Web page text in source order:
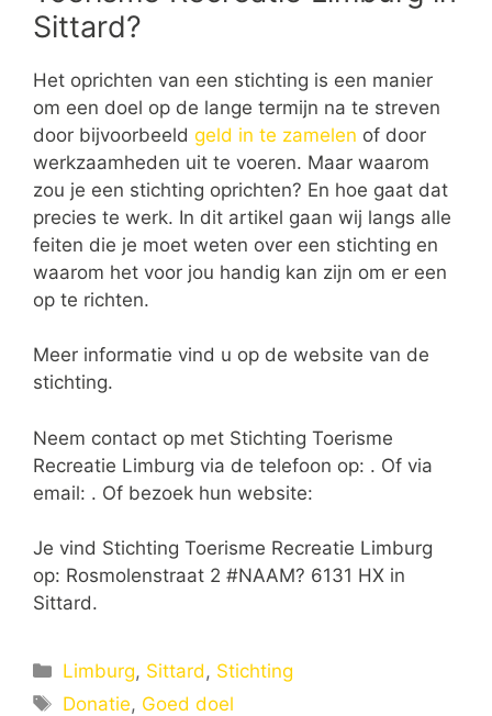
Sittard?
Het oprichten van een stichting is een manier
om een doel op de lange termijn na te streven
door bijvoorbeeld geld in te zamelen of door
werkzaamheden uit te voeren. Maar waarom
zou je een stichting oprichten? En hoe gaat dat
precies te werk. In dit artikel gaan wij langs alle
feiten die je moet weten over een stichting en
waarom het voor jou handig kan zijn om er een
op te richten.
Meer informatie vind u op de website van de
stichting.
Neem contact op met Stichting Toerisme
Recreatie Limburg via de telefoon op: . Of via
email: . Of bezoek hun website:
Je vind Stichting Toerisme Recreatie Limburg
op: Rosmolenstraat 2 #NAAM? 6131 HX in
Sittard.
Categorieën
Limburg, Sittard, Stichting
Tags
Donatie, Goed doel